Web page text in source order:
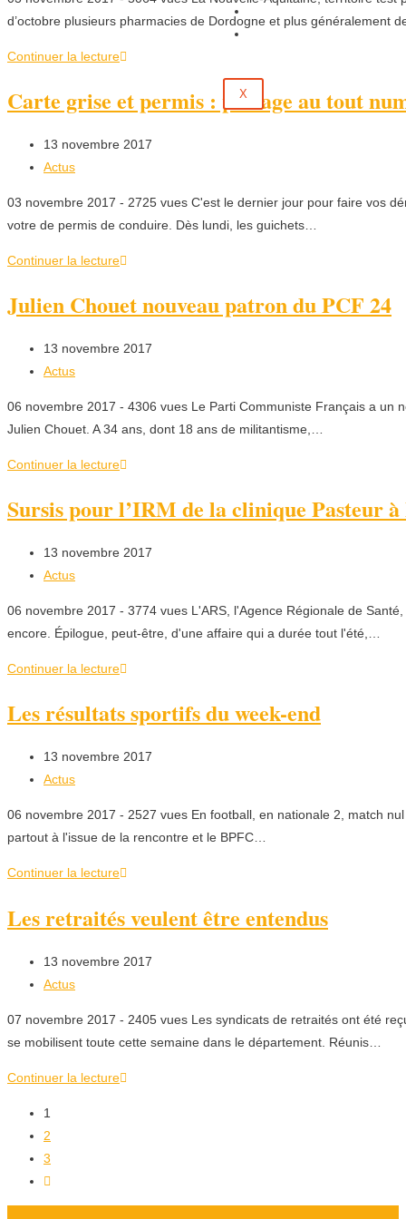
X
d’octobre plusieurs pharmacies de Dordogne et plus généralement
Continuer la lecture
Carte grise et permis : passage au tout
13 novembre 2017
Actus
03 novembre 2017 - 2725 vues C'est le dernier jour pour faire vos
votre de permis de conduire. Dès lundi, les guichets…
Continuer la lecture
Julien Chouet nouveau patron du PCF 24
13 novembre 2017
Actus
06 novembre 2017 - 4306 vues Le Parti Communiste Français a un
Julien Chouet. A 34 ans, dont 18 ans de militantisme,…
Continuer la lecture
Sursis pour l’IRM de la clinique Pasteur
13 novembre 2017
Actus
06 novembre 2017 - 3774 vues L'ARS, l'Agence Régionale de
encore. Épilogue, peut-être, d'une affaire qui a durée tout l'été,…
Continuer la lecture
Les résultats sportifs du week-end
13 novembre 2017
Actus
06 novembre 2017 - 2527 vues En football, en nationale 2, match
partout à l'issue de la rencontre et le BPFC…
Continuer la lecture
Les retraités veulent être entendus
13 novembre 2017
Actus
07 novembre 2017 - 2405 vues Les syndicats de retraités ont été
se mobilisent toute cette semaine dans le département. Réunis…
Continuer la lecture
1
2
3